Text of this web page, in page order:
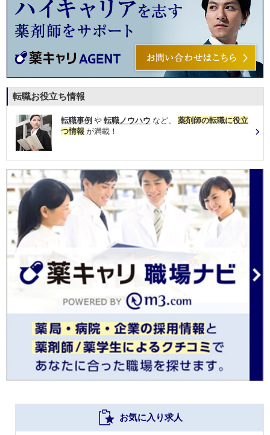
転職お役立ち情報
転職事例 や 転職ノウハウ など、 薬剤師の転職に役立
つ情報 が満載！
お気に入り求人